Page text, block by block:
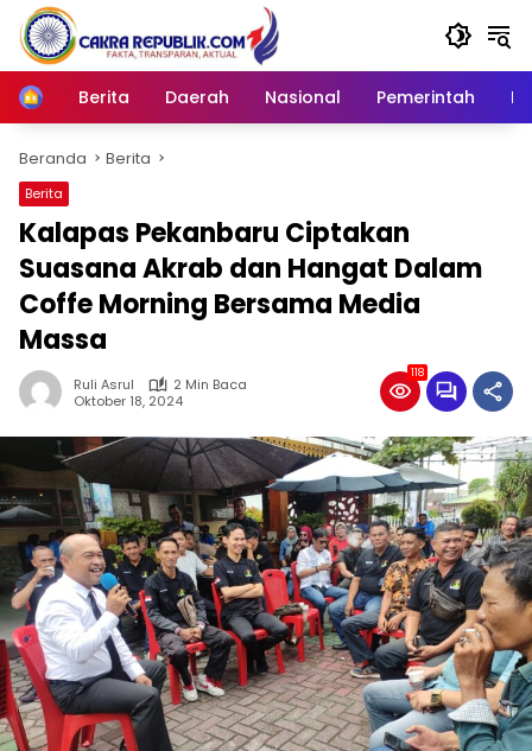
Langsung
konten
Home
Berita Daerah Nasional Pemerintah
Beranda Berita
Berita
Kalapas Pekanbaru Ciptakan
Suasana Akrab dan Hangat Dalam
Coffe Morning Bersama Media
Massa
Ruli Asrul
2 Min Baca
Oktober 18, 2024
118